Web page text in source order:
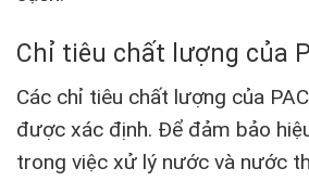
Chỉ tiêu chất lượng của
Các chỉ tiêu chất lượng của
được xác định. Để đảm bảo
trong việc xử lý nước và nước